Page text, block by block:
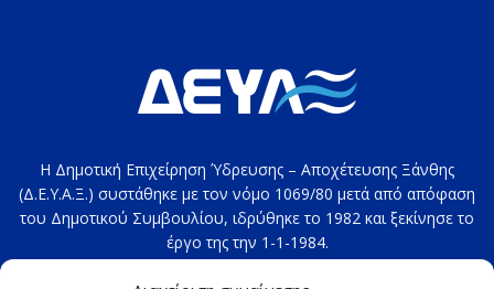
Η Δημοτική Επιχείρηση Ύδρευσης – Αποχέτευσης Ξάνθης
(Δ.Ε.Υ.Α.Ξ.) συστάθηκε με τον νόμο 1069/80 μετά από απόφαση
του Δημοτικού Συμβουλίου, ιδρύθηκε το 1982 και ξεκίνησε το
έργο της την 1-1-1984.